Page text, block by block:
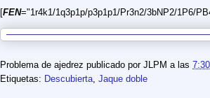
[FEN="1r4k1/1q3p1p/p3p1p1/Pr3n2/3bNP2/1P6/
Problema de ajedrez publicado por JLPM a las
Etiquetas: Descubierta, Jaque doble